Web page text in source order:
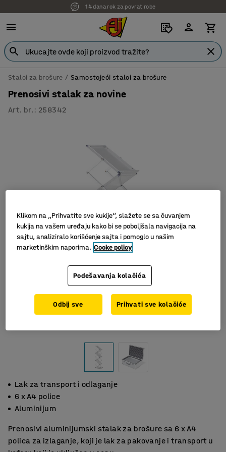
14 dana rok za povrat robe
Stalci za brošure Samostojeći stalci za brošure
Prenosivi stalak za novine
Art. br. : 258342
Lak za transport i odlaganje
6 x A4 police
Aluminijum
Prenosivi aluminijumski stalak za brošure sa 6 x A4
polica za izlaganje, koji je lak za pakovanje i transport u
Klikom na „Prihvatite sve kukije“, slažete se sa čuvanjem
kukija na vašem uređaju kako bi se poboljšala navigacija na
sajtu, analiziralo korišćenje sajta i pomoglo u našim
marketinškim naporima. Cooke policy
Podešavanja kolačića
Odbij sve Prihvati sve kolačiće